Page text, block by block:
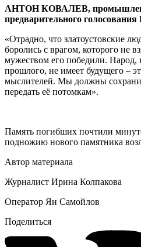
АНТОН КОВАЛЕВ,
предварительного
«Отрадно, что златоустовские
боролись с врагом, которого не
мужеством его победили. Народ,
прошлого, не имеет будущего –
мыслителей. Мы должны
передать её потомкам».
Память погибших почтили
подножию нового памятника
Автор материала
Журналист Ирина Колпакова
Оператор Ян Самойлов
Поделиться